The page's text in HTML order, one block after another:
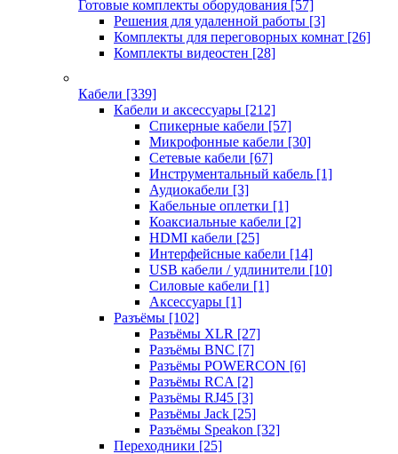
Готовые комплекты оборудования [57]
Решения для удаленной работы [3]
Комплекты для переговорных комнат [26]
Комплекты видеостен [28]
Кабели [339]
Кабели и аксессуары [212]
Спикерные кабели [57]
Микрофонные кабели [30]
Сетевые кабели [67]
Инструментальный кабель [1]
Аудиокабели [3]
Кабельные оплетки [1]
Коаксиальные кабели [2]
HDMI кабели [25]
Интерфейсные кабели [14]
USB кабели / удлинители [10]
Силовые кабели [1]
Аксессуары [1]
Разъёмы [102]
Разъёмы XLR [27]
Разъёмы BNC [7]
Разъёмы POWERCON [6]
Разъёмы RCA [2]
Разъёмы RJ45 [3]
Разъёмы Jack [25]
Разъёмы Speakon [32]
Переходники [25]